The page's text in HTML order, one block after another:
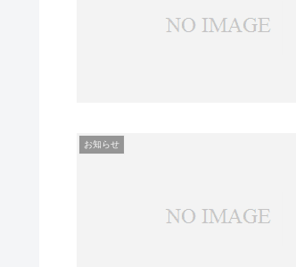
お知らせ